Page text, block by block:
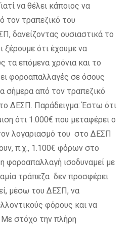
να θέλει κάποιος να
τον τραπεζικό του
δανείζοντας ουσιαστικά το
ξέρουμε ότι έχουμε να
επόμενα χρόνια και το
φοροαπαλλαγές σε όσους
σήμερα από τον τραπεζικό
ΔΕΣΠ. Παράδειγμα: Έστω ότι
ότι 1.000€ που μεταφέρει ο
λογαριασμό του στο ΔΕΣΠ
π.χ., 1.100€ φόρων στο
φοροαπαλλαγή ισοδυναμεί με
τράπεζα δεν προσφέρει.
μέσω του ΔΕΣΠ, να
φόρους και να
Με στόχο την πλήρη